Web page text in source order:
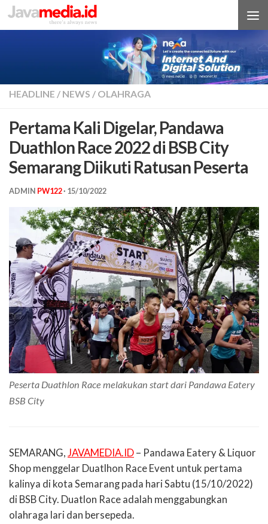
Skip to content
HEADLINE / NEWS / OLAHRAGA
Pertama Kali Digelar, Pandawa
Duathlon Race 2022 di BSB City
Semarang Diikuti Ratusan Peserta
ADMIN PW122· 15/10/2022
Peserta Duathlon Race melakukan start dari Pandawa Eatery
BSB City
SEMARANG, JAVAMEDIA.ID – Pandawa Eatery & Liquor
Shop menggelar Duatlhon Race Event untuk pertama
kalinya di kota Semarang pada hari Sabtu (15/10/2022)
di BSB City. Duatlon Race adalah menggabungkan
olahraga lari dan bersepeda.